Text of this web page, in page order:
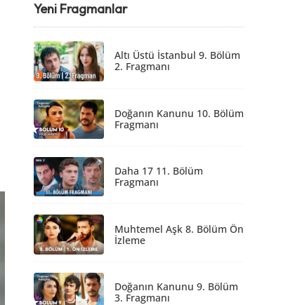
Yeni Fragmanlar
Altı Üstü İstanbul 9. Bölüm
2. Fragmanı
Doğanın Kanunu 10. Bölüm
Fragmanı
Daha 17 11. Bölüm
Fragmanı
Muhtemel Aşk 8. Bölüm Ön
İzleme
Doğanın Kanunu 9. Bölüm
3. Fragmanı